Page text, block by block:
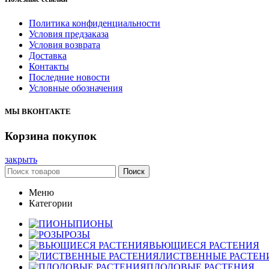
Политика конфиденциальности
Условия предзаказа
Условия возврата
Доставка
Контакты
Последние новости
Условные обозначения
МЫ ВКОНТАКТЕ
Корзина покупок
закрыть
Поиск
Меню
Категории
ПИОНЫ
РОЗЫ
ВЬЮЩИЕСЯ РАСТЕНИЯ
ЛИСТВЕННЫЕ
ПЛОДОВЫЕ РАСТЕНИЯ